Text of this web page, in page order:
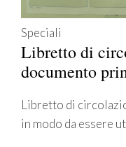
Speciali
Libretto di
documento
Libretto di
in modo da essere